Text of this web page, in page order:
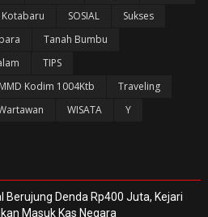
Kotabaru SOSIAL
Sukses
Tanah Bumbu
TIPS
Kodim 1004Ktb
Traveling
WISATA
Y
Berujung Denda Rp400 Juta, Kejari
Masuk Kas Negara